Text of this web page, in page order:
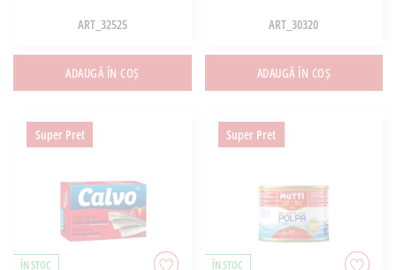
ART_32525
ADAUGĂ ÎN COȘ
ART_30320
ADAUGĂ ÎN COȘ
Super Pret
ÎN STOC
Super Pret
ÎN STOC